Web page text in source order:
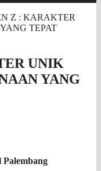
Z : KARAKTER
TEPAT
UNIK
YANG
Palembang